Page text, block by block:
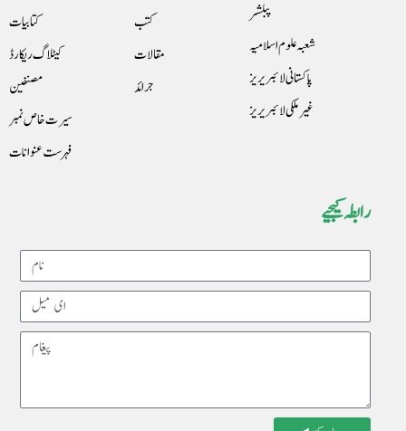
رابطہ کیجیے
Name
Email
Message
پبلشر
شعبہ علوم اسلامیہ
پاکستانی لائبریریز
غیرملکی لائبریریز
کتب
مقالات
جرائد
کتابیات
کیٹلاگ ریکارڈ
مصنفین
سیرت خاص نمبر
فہرست عنوانات